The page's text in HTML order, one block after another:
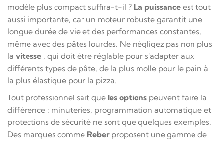
modèle plus compact suffira-t-il ? La puissance est tout
aussi importante, car un moteur robuste garantit une
longue durée de vie et des performances constantes,
même avec des pâtes lourdes. Ne négligez pas non plus
la vitesse , qui doit être réglable pour s'adapter aux
différents types de pâte, de la plus molle pour le pain à
la plus élastique pour la pizza.
Tout professionnel sait que les options peuvent faire la
différence : minuteries, programmation automatique et
protections de sécurité ne sont que quelques exemples.
Des marques comme Reber proposent une gamme de